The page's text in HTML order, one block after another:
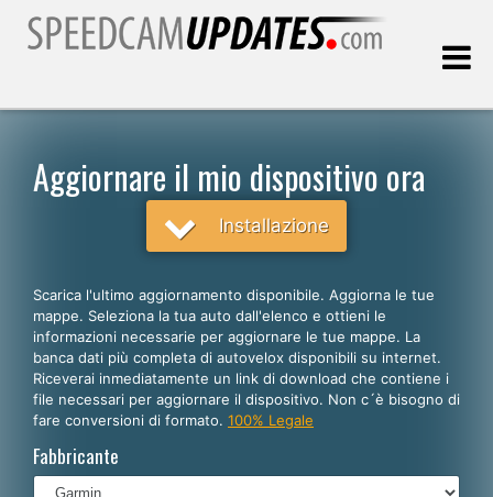
Italiano
English
Español
Deutsch
Aggiornare il mio dispositivo ora
Installazione
Scarica l'ultimo aggiornamento disponibile. Aggiorna le tue
mappe. Seleziona la tua auto dall'elenco e ottieni le
informazioni necessarie per aggiornare le tue mappe. La
banca dati più completa di autovelox disponibili su internet.
Riceverai inmediatamente un link di download che contiene i
file necessari per aggiornare il dispositivo. Non c´è bisogno di
fare conversioni di formato. 100% Legale
Fabbricante